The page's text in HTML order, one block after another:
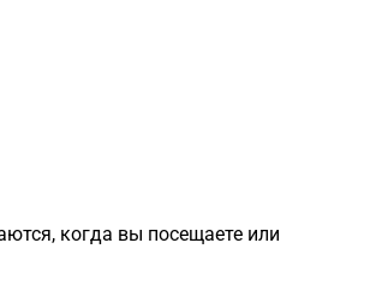
когда вы посещаете или